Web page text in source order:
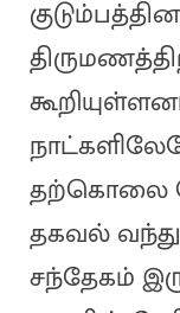
தற்கொலை
தகவல்
சந்தேகம்